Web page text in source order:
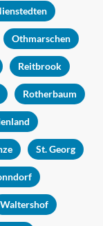
Othmarschen
Reitbrook
Rotherbaum
St. Georg
Waltershof